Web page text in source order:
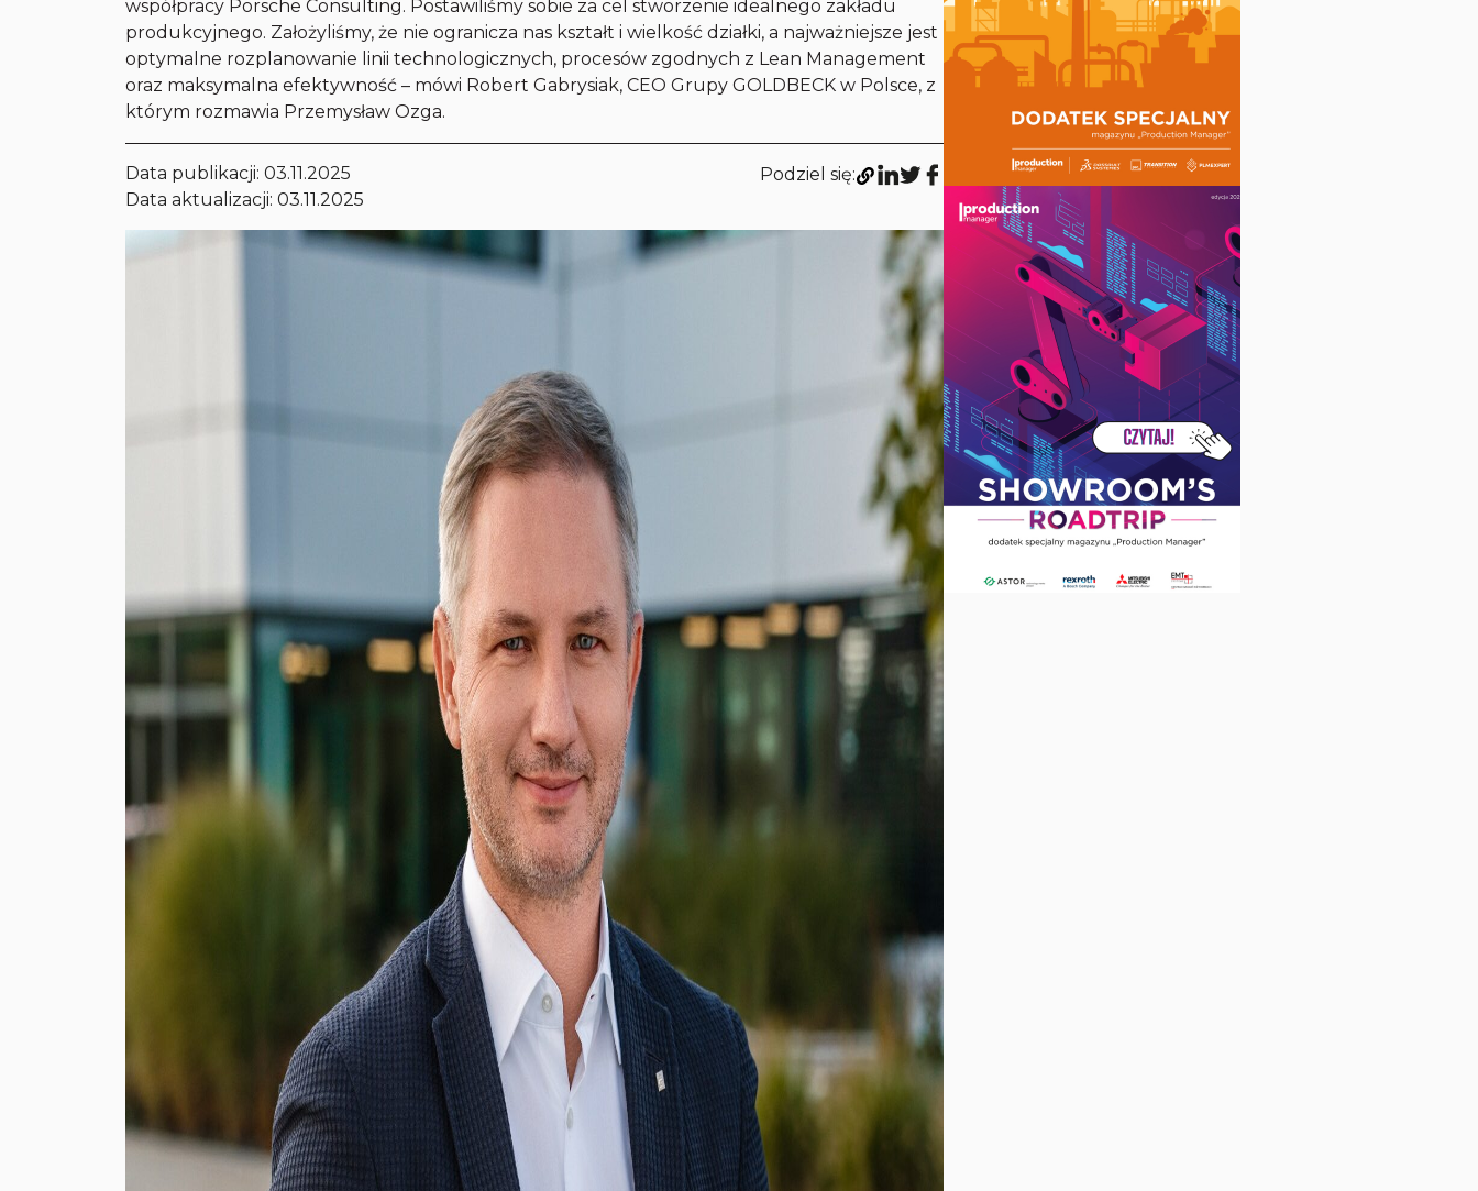
współpracy Porsche Consulting. Postawiliśmy sobie za cel stworzenie idealnego zakładu
produkcyjnego. Założyliśmy, że nie ogranicza nas kształt i wielkość działki, a najważniejsze jest
optymalne rozplanowanie linii technologicznych, procesów zgodnych z Lean Management
oraz maksymalna efektywność – mówi Robert Gabrysiak, CEO Grupy GOLDBECK w Polsce, z
którym rozmawia Przemysław Ozga.
Data publikacji:03.11.2025
Data aktualizacji: 03.11.2025
Podziel się: